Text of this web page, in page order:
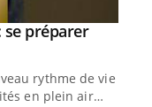
se préparer
rythme de vie !
en plein air…